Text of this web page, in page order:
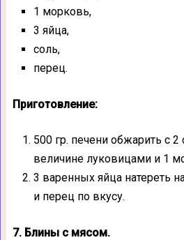
1 морковь,
3 яйца,
соль,
перец.
Приготовление:
500 гр. печени обжарить с
величине луковицами и 1
3 варенных яйца натереть
и перец по вкусу.
7. Блины с мясом.